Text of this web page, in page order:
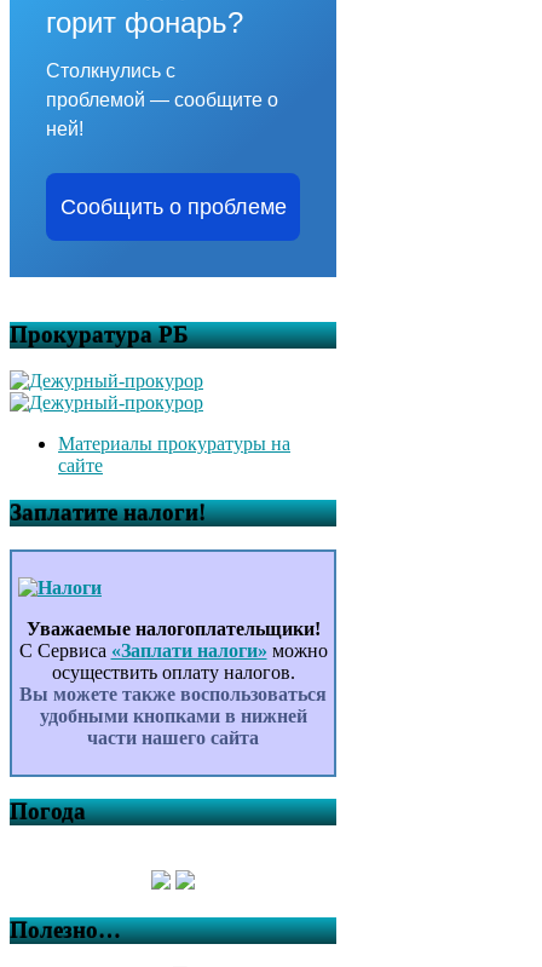
горит фонарь?
Столкнулись с
проблемой — сообщите о
ней!
Сообщить о проблеме
Прокуратура РБ
Материалы прокуратуры на
сайте
Заплатите налоги!
Уважаемые налогоплательщики!
С Сервиса «Заплати налоги» можно
осуществить оплату налогов.
Вы можете также воспользоваться
удобными кнопками в нижней
части нашего сайта
Погода
Полезно…